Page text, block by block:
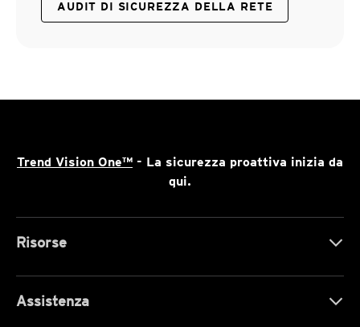
AUDIT DI SICUREZZA DELLA RETE
Trend Vision One™ - La sicurezza proattiva inizia da
qui.
Risorse
Assistenza